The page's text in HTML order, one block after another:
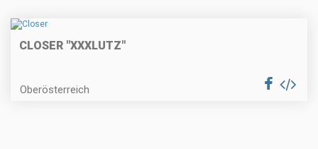
CLOSER "XXXLUTZ"
Oberösterreich